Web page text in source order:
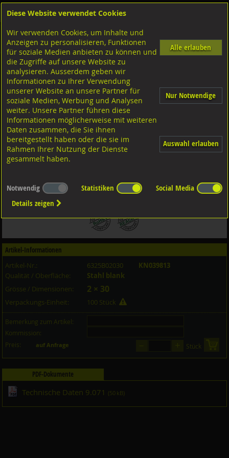
Shop Sicherungselemente Zylinderstifte
Diversen Ausführungen Zylinderstifte
Toleranz h6
Stahl blank
Zylinderstifte geschliffen Toleranz h6, DIN6325
ISO8734A-h6 Stahl blank 2x30
Artikel-Informationen
Artikel-Nr.:
6325B02030
KN039813
Qualität / Oberfläche:
Stahl blank
Grösse / Dimensionen:
2 × 30
Verpackungs-Einheit: 100 Stück
Bemerkung zum Artikel:
Kommission:
Preis:
auf Anfrage Stück
PDF-Dokumente
Technische Daten 9.071 (50 kB)
Diese Website verwendet Cookies
Wir verwenden Cookies, um Inhalte und
Anzeigen zu personalisieren, Funktionen
für soziale Medien anbieten zu können und
die Zugriffe auf unsere Website zu
analysieren. Ausserdem geben wir
Informationen zu Ihrer Verwendung
unserer Website an unsere Partner für
soziale Medien, Werbung und Analysen
weiter. Unsere Partner führen diese
Informationen möglicherweise mit weiteren
Daten zusammen, die Sie ihnen
bereitgestellt haben oder die sie im
Rahmen Ihrer Nutzung der Dienste
gesammelt haben.
Alle erlauben
Nur Notwendige
Auswahl erlauben
Notwendig Statistiken
Social Media
Details zeigen